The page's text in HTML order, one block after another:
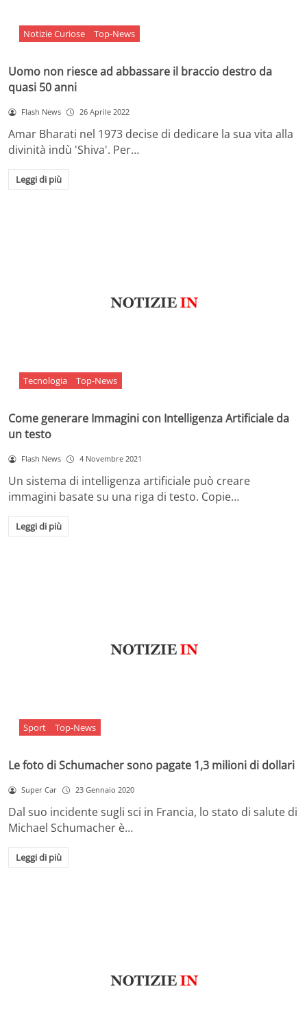
Notizie Curiose Top-News
Uomo non riesce ad abbassare il braccio destro da
quasi 50 anni
Flash News 26 Aprile 2022
Amar Bharati nel 1973 decise di dedicare la sua vita alla
divinità indù 'Shiva'. Per…
Leggi di più
Tecnologia Top-News
Come generare Immagini con Intelligenza Artificiale da
un testo
Flash News 4 Novembre 2021
Un sistema di intelligenza artificiale può creare
immagini basate su una riga di testo. Copie…
Leggi di più
Sport Top-News
Le foto di Schumacher sono pagate 1,3 milioni di dollari
Super Car 23 Gennaio 2020
Dal suo incidente sugli sci in Francia, lo stato di salute di
Michael Schumacher è…
Leggi di più